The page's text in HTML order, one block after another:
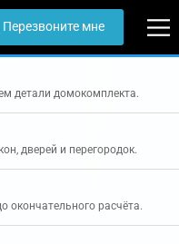
Перезвоните мне
детали домокомплекта.
дверей и перегородок.
окончательного расчёта.